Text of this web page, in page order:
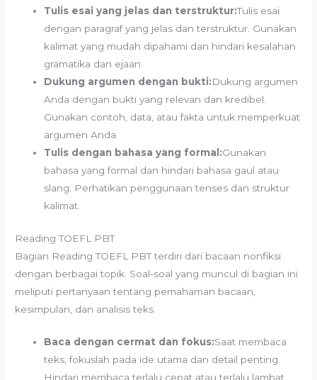
Tulis esai yang jelas dan terstruktur:Tulis esai
dengan paragraf yang jelas dan terstruktur. Gunakan
kalimat yang mudah dipahami dan hindari kesalahan
gramatika dan ejaan.
Dukung argumen dengan bukti:Dukung argumen
Anda dengan bukti yang relevan dan kredibel.
Gunakan contoh, data, atau fakta untuk memperkuat
argumen Anda.
Tulis dengan bahasa yang formal:Gunakan
bahasa yang formal dan hindari bahasa gaul atau
slang. Perhatikan penggunaan tenses dan struktur
kalimat.
Reading TOEFL PBT
Bagian Reading TOEFL PBT terdiri dari bacaan nonfiksi
dengan berbagai topik. Soal-soal yang muncul di bagian ini
meliputi pertanyaan tentang pemahaman bacaan,
kesimpulan, dan analisis teks.
Baca dengan cermat dan fokus:Saat membaca
teks, fokuslah pada ide utama dan detail penting.
Hindari membaca terlalu cepat atau terlalu lambat.